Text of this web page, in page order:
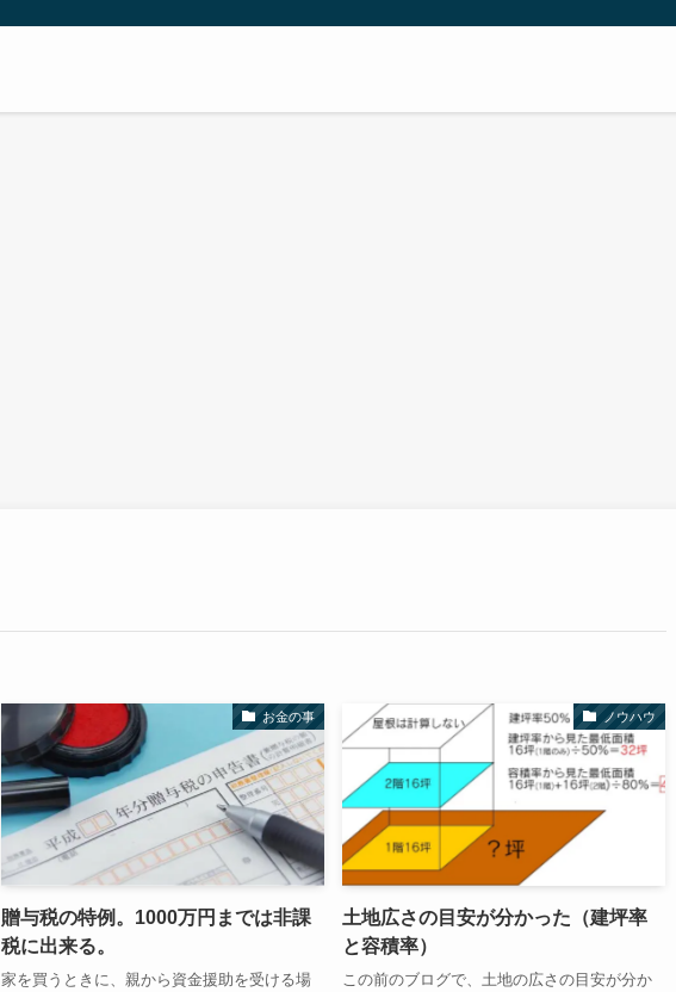
お金の事
贈与税の特例。1000万円までは非課
税に出来る。
家を買うときに、親から資金援助を受ける場
ノウハウ
土地広さの目安が分かった（建坪率
と容積率）
この前のブログで、土地の広さの目安が分か